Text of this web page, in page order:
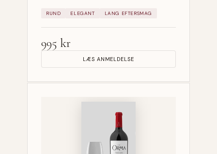
RUND ELEGANT LANG EFTERSMAG
995 kr
LÆS ANMELDELSE